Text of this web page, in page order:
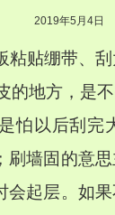
2019年5月4日
粘贴绷带、
的地方，是
怕以后刮完
墙固的意
会起层。如